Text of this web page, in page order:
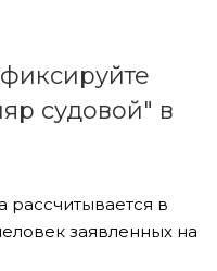
судовой" в
рассчитывается в
заявленных на